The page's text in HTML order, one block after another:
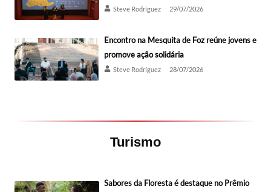
Steve Rodríguez 29/07/2026
Encontro na Mesquita de Foz reúne jovens e
promove ação solidária
Steve Rodríguez 28/07/2026
Turismo
Sabores da Floresta é destaque no Prêmio